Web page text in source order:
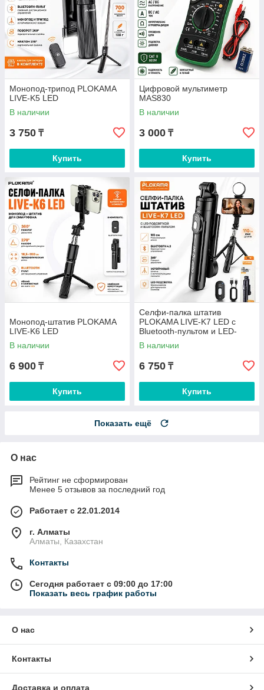
Монопод-трипод PLOKAMA
LIVE-K5 LED
В наличии
3 750 ₸
Купить
Цифровой мультиметр
MAS830
В наличии
3 000 ₸
Купить
Монопод-штатив PLOKAMA
LIVE-K6 LED
В наличии
6 900 ₸
Купить
Селфи-палка штатив
PLOKAMA LIVE-K7 LED с
Bluetooth-пультом и LED-
подсветкой, 110 см
В наличии
6 750 ₸
Купить
Показать ещё
О нас
Рейтинг не сформирован
Менее 5 отзывов за последний год
Работает с 22.01.2014
г. Алматы
Алматы, Казахстан
Контакты
Сегодня работает с 09:00 до 17:00
Показать весь график работы
О нас
Контакты
Доставка и оплата